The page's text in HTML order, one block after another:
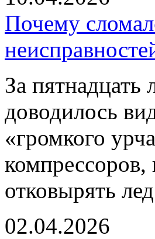
Почему
За пятнадцать
доводилось
«громкого
отковырять
02.04.2026